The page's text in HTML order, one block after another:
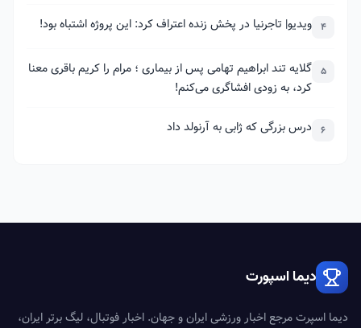
4 ویدیو| تاجرنیا در پخش زنده اعتراف کرد: این پروژه اشتباه بود!
5 گلایه تند ابراهیم تهامی پس از بیماری ؛ مرام را کریم باقری معنا
کرد، به زودی افشاگری می‌کنم!
6 درس بزرگی که ژابی به آرنولد داد
دیما اسپورت
دیما اسپرت مرجع اخبار ورزشی ایران و جهان. اخبار فوتبال، لیگ برتر ایران،